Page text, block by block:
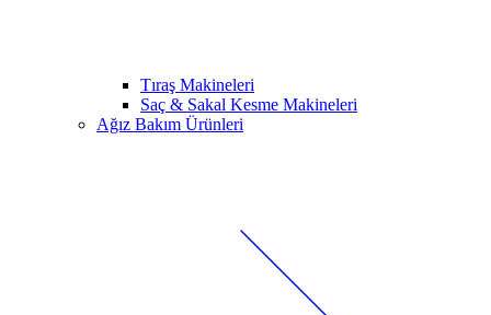
Tıraş Makineleri
Saç & Sakal Kesme Makineleri
Ağız Bakım Ürünleri